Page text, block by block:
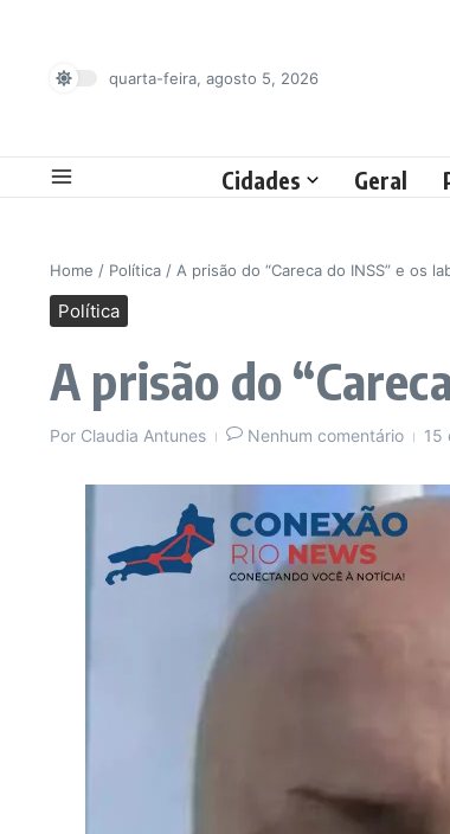
quarta-feira, agosto 5, 2026
Cidades Geral
Home / Política / A prisão do “Careca do INSS” e os
Política
A prisão do
Por Claudia Antunes Nenhum comentário 15